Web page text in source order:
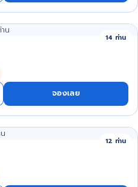
14 ท่าน
จองเลย
12 ท่าน